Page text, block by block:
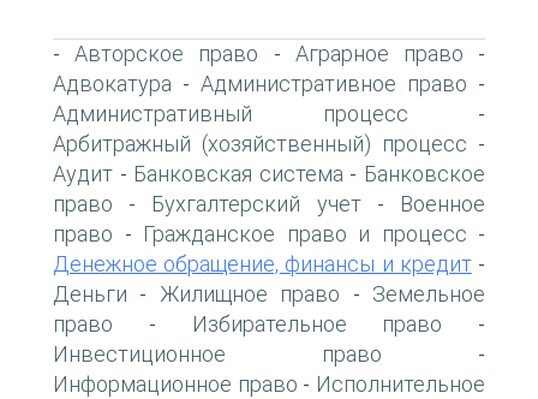
-Авторское право - Аграрное право -
Адвокатура - Административное право -
Административный процесс -
Арбитражный (хозяйственный) процесс -
Аудит - Банковская система - Банковское
право - Бухгалтерский учет-
Военное
право - Гражданское право и процесс -
Денежное обращение, финансы и кредит-
Деньги - Жилищное право - Земельное
право - Избирательное право -
Инвестиционное право -
Информационное право - Исполнительное